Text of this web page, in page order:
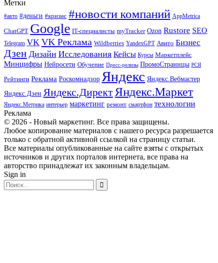
Метки
#авто #деньги #кризис #новости компаний AppMetrica
ChatGPT Google IT-специалисты myTracker Ozon Rustore SEO
Telegram VK VK Реклама Wildberries YandexGPT Авито Бизнес
Дзен Дизайн Исследования Кейсы Курсы Маркетплейс
Минцифры Нейросети Обучение Пресс-релизы ПромоСтраницы РСЯ
Рейтинги Реклама Роскомнадзор Яндекс Яндекс.Вебмастер
Яндекс.Дзен Яндекс.ДиректЯндекс.Маркет
Яндекс.Метрика интерьер маркетинг ремонт смартфон технологии
Реклама
© 2026 - Новый маркетинг. Все права защищены.
Любое копирование материалов с нашего ресурса разрешается
только с обратной активной ссылкой на страницу статьи.
Все материалы опубликованные на сайте взяты с открытых
источников и других порталов интернета, все права на
авторство принадлежат их законным владельцам.
Sign in